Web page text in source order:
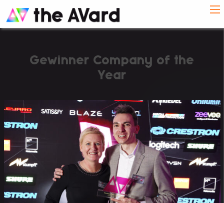
Gewinner Company of the
Year